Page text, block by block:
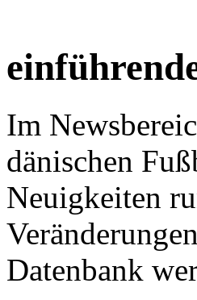
Im
dänischen
Neuigkeiten
Datenbank